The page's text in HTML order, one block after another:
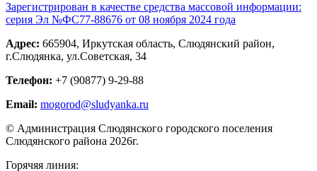
Зарегистрирован в качестве средства массовой информации:
серия Эл №ФС77-88676 от 08 ноября 2024 года
Адрес: 665904, Иркутская область, Слюдянский район,
г.Слюдянка, ул.Советская, 34
Телефон: +7 (90877) 9-29-88
Email: mogorod@sludyanka.ru
© Администрация Слюдянского городского поселения
Слюдянского района 2026г.
Горячяя линия: